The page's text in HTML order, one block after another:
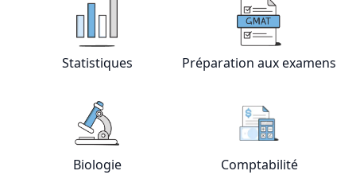
View online Statistiques
Statistiques Préparation aux examens
View online tutors
Biologie View online
Comptabilité